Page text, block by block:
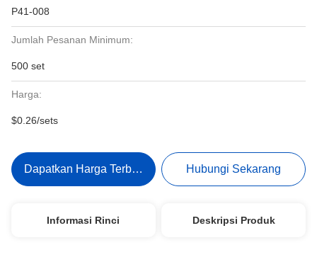
P41-008
Jumlah Pesanan Minimum:
500 set
Harga:
$0.26/sets
Dapatkan Harga Terbaik Hubungi Sekarang
Informasi Rinci Deskripsi Produk